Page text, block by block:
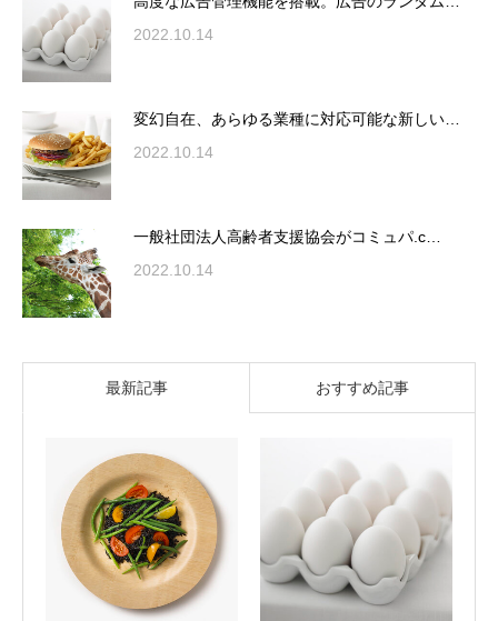
2022.10.14
変幻自在、あらゆる業種に対応可能な新しい…
2022.10.14
一般社団法人高齢者支援協会がコミュパ.c…
2022.10.14
最新記事 おすすめ記事